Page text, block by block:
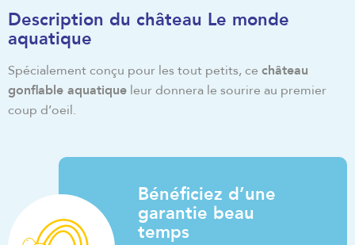
Description du château Le monde
aquatique
Spécialement conçu pour les tout petits, ce château
gonflable aquatique leur donnera le sourire au premier
coup d’oeil.
Bénéficiez d’une
garantie beau
temps